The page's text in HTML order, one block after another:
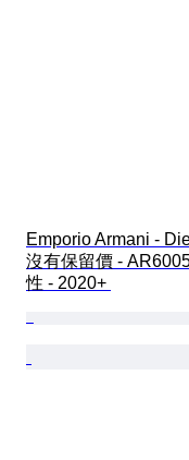
Emporio Armani -
沒有保留價 -
性 - 2020+